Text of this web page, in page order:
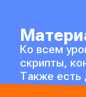
Ко всем
скрипты,
Также есть
шпаргалки